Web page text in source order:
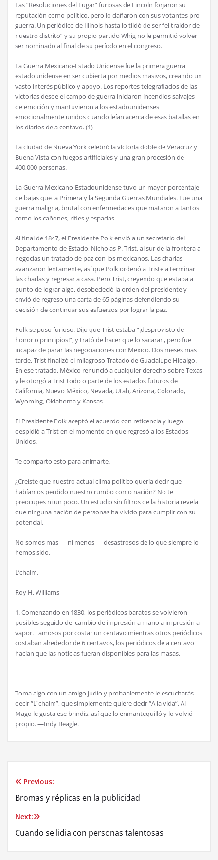
Las “Resoluciones del Lugar” furiosas de Lincoln forjaron su
reputación como político, pero lo dañaron con sus votantes pro-
guerra. Un periódico de Illinois hasta lo tildó de ser “el traidor de
nuestro distrito” y su propio partido Whig no le permitió volver
ser nominado al final de su período en el congreso.
La Guerra Mexicano-Estado Unidense fue la primera guerra
estadounidense en ser cubierta por medios masivos, creando un
vasto interés público y apoyo. Los reportes telegrafiados de las
victorias desde el campo de guerra iniciaron incendios salvajes
de emoción y mantuvieron a los estadounidenses
emocionalmente unidos cuando leían acerca de esas batallas en
los diarios de a centavo. (1)
La ciudad de Nueva York celebró la victoria doble de Veracruz y
Buena Vista con fuegos artificiales y una gran procesión de
400,000 personas.
La Guerra Mexicano-Estadounidense tuvo un mayor porcentaje
de bajas que la Primera y la Segunda Guerras Mundiales. Fue una
guerra maligna, brutal con enfermedades que mataron a tantos
como los cañones, rifles y espadas.
Al final de 1847, el Presidente Polk envió a un secretario del
Departamento de Estado, Nicholas P. Trist, al sur de la frontera a
negocias un tratado de paz con los mexicanos. Las charlas
avanzaron lentamente, así que Polk ordenó a Triste a terminar
las charlas y regresar a casa. Pero Trist, creyendo que estaba a
punto de lograr algo, desobedeció la orden del presidente y
envió de regreso una carta de 65 páginas defendiendo su
decisión de continuar sus esfuerzos por lograr la paz.
Polk se puso furioso. Dijo que Trist estaba “¡desprovisto de
honor o principios!”, y trató de hacer que lo sacaran, pero fue
incapaz de parar las negociaciones con México. Dos meses más
tarde, Trist finalizó el milagroso Tratado de Guadalupe Hidalgo.
En ese tratado, México renunció a cualquier derecho sobre Texas
y le otorgó a Trist todo o parte de los estados futuros de
California, Nuevo México, Nevada, Utah, Arizona, Colorado,
Wyoming, Oklahoma y Kansas.
El Presidente Polk aceptó el acuerdo con reticencia y luego
despidió a Trist en el momento en que regresó a los Estados
Unidos.
Te comparto esto para animarte.
¿Creíste que nuestro actual clima político quería decir que
habíamos perdido nuestro rumbo como nación? No te
preocupes ni un poco. Un estudio sin filtros de la historia revela
que ninguna nación de personas ha vivido para cumplir con su
potencial.
No somos más — ni menos — desastrosos de lo que siempre lo
hemos sido.
L’chaim.
Roy H. Williams
1. Comenzando en 1830, los periódicos baratos se volvieron
posibles seguido del cambio de impresión a mano a impresión a
vapor. Famosos por costar un centavo mientras otros periódicos
costaban alrededor de 6 centavos, los periódicos de a centavo
hacían que las noticias fueran disponibles para las masas.
Toma algo con un amigo judío y probablemente le escucharás
decir “L´chaim”, que simplemente quiere decir “A la vida”. Al
Mago le gusta ese brindis, así que lo enmantequilló y lo volvió
propio. —Indy Beagle.
Post
navigation
Previous:
Bromas y réplicas en la publicidad
Next:
Cuando se lidia con personas talentosas